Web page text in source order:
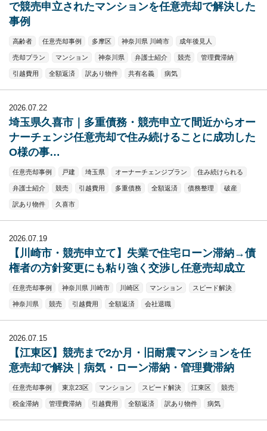
で競売申立されたマンションを任意売却で解決した
事例
高齢者 任意売却事例 多摩区 神奈川県 川崎市 成年後見人
売却プラン マンション 神奈川県 弁護士紹介 競売 管理費滞納
引越費用 全額返済 訳あり物件 共有名義 病気
2026.07.22
埼玉県久喜市｜多重債務・競売申立て間近からオー
ナーチェンジ任意売却で住み続けることに成功した
O様の事…
任意売却事例 戸建 埼玉県 オーナーチェンジプラン 住み続けられる
弁護士紹介 競売 引越費用 多重債務 全額返済 債務整理 破産
訳あり物件 久喜市
2026.07.19
【川崎市・競売申立て】失業で住宅ローン滞納→債
権者の方針変更にも粘り強く交渉し任意売却成立
任意売却事例 神奈川県 川崎市 川崎区 マンション スピード解決
神奈川県 競売 引越費用 全額返済 会社退職
2026.07.15
【江東区】競売まで2か月・旧耐震マンションを任
意売却で解決｜病気・ローン滞納・管理費滞納
任意売却事例 東京23区 マンション スピード解決 江東区 競売
税金滞納 管理費滞納 引越費用 全額返済 訳あり物件 病気